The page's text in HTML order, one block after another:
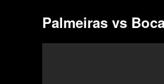
Palmeiras vs